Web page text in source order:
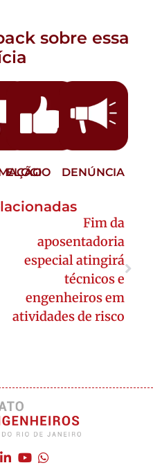
sobre essa
ELOGIO DENÚNCIA
Fim da
aposentadoria
especial atingirá
técnicos e
engenheiros em
atividades de risco